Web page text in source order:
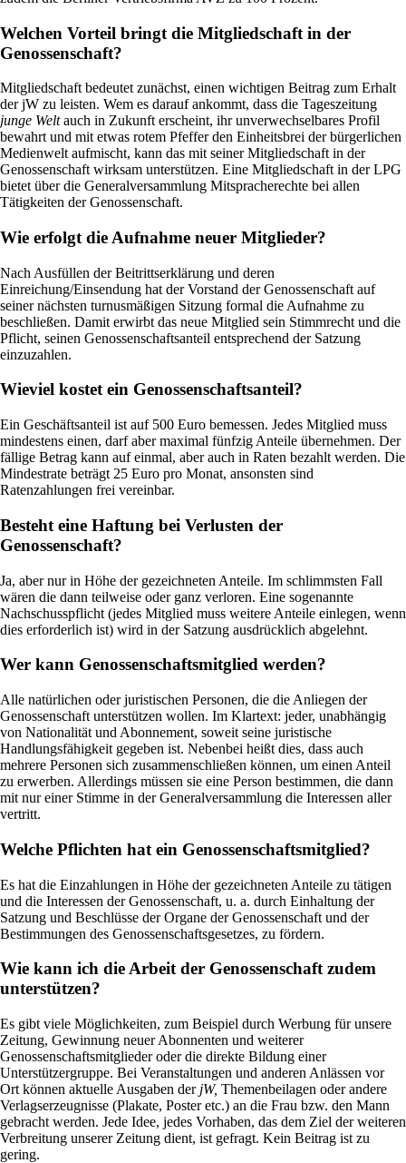
Welchen Vorteil bringt die Mitgliedschaft in der
Genossenschaft?
Mitgliedschaft bedeutet zunächst, einen wichtigen Beitrag zum Erhalt
der jW zu leisten. Wem es darauf ankommt, dass die Tageszeitung
junge Weltauch in Zukunft erscheint, ihr unverwechselbares Profil
bewahrt und mit etwas rotem Pfeffer den Einheitsbrei der bürgerlichen
Medienwelt aufmischt, kann das mit seiner Mitgliedschaft in der
Genossenschaft wirksam unterstützen. Eine Mitgliedschaft in der LPG
bietet über die Generalversammlung Mitspracherechte bei allen
Tätigkeiten der Genossenschaft.
Wie erfolgt die Aufnahme neuer Mitglieder?
Nach Ausfüllen der Beitrittserklärung und deren
Einreichung/Einsendung hat der Vorstand der Genossenschaft auf
seiner nächsten turnusmäßigen Sitzung formal die Aufnahme zu
beschließen. Damit erwirbt das neue Mitglied sein Stimmrecht und die
Pflicht, seinen Genossenschaftsanteil entsprechend der Satzung
einzuzahlen.
Wieviel kostet ein Genossenschaftsanteil?
Ein Geschäftsanteil ist auf 500 Euro bemessen. Jedes Mitglied muss
mindestens einen, darf aber maximal fünfzig Anteile übernehmen. Der
fällige Betrag kann auf einmal, aber auch in Raten bezahlt werden. Die
Mindestrate beträgt 25 Euro pro Monat, ansonsten sind
Ratenzahlungen frei vereinbar.
Besteht eine Haftung bei Verlusten der
Genossenschaft?
Ja, aber nur in Höhe der gezeichneten Anteile. Im schlimmsten Fall
wären die dann teilweise oder ganz verloren. Eine sogenannte
Nachschusspflicht (jedes Mitglied muss weitere Anteile einlegen, wenn
dies erforderlich ist) wird in der Satzung ausdrücklich abgelehnt.
Wer kann Genossenschaftsmitglied werden?
Alle natürlichen oder juristischen Personen, die die Anliegen der
Genossenschaft unterstützen wollen. Im Klartext: jeder, unabhängig
von Nationalität und Abonnement, soweit seine juristische
Handlungsfähigkeit gegeben ist. Nebenbei heißt dies, dass auch
mehrere Personen sich zusammenschließen können, um einen Anteil
zu erwerben. Allerdings müssen sie eine Person bestimmen, die dann
mit nur einer Stimme in der Generalversammlung die Interessen aller
vertritt.
Welche Pflichten hat ein Genossenschaftsmitglied?
Es hat die Einzahlungen in Höhe der gezeichneten Anteile zu tätigen
und die Interessen der Genossenschaft, u. a. durch Einhaltung der
Satzung und Beschlüsse der Organe der Genossenschaft und der
Bestimmungen des Genossenschaftsgesetzes, zu fördern.
Wie kann ich die Arbeit der Genossenschaft zudem
unterstützen?
Es gibt viele Möglichkeiten, zum Beispiel durch Werbung für unsere
Zeitung, Gewinnung neuer Abonnenten und weiterer
Genossenschaftsmitglieder oder die direkte Bildung einer
Unterstützergruppe. Bei Veranstaltungen und anderen Anlässen vor
Ort können aktuelle Ausgaben derjW, Themenbeilagen oder andere
Verlagserzeugnisse (Plakate, Poster etc.) an die Frau bzw. den Mann
gebracht werden. Jede Idee, jedes Vorhaben, das dem Ziel der weiteren
Verbreitung unserer Zeitung dient, ist gefragt. Kein Beitrag ist zu
gering.